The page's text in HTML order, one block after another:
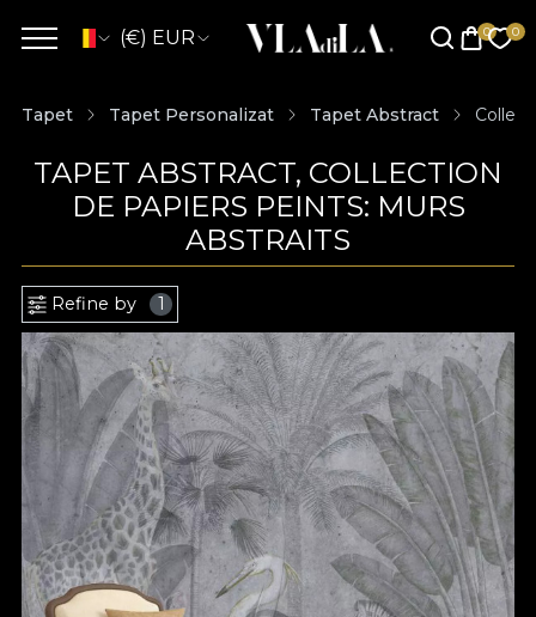
(€) EUR
Tapet Tapet Personalizat Tapet Abstract
TAPET ABSTRACT, COLLECTION
DE PAPIERS PEINTS: MURS
ABSTRAITS
Refine by 1